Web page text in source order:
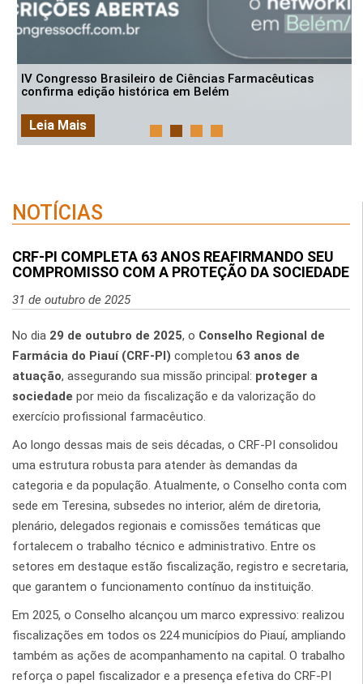
IV Congresso Brasileiro de Ciências Farmacêuticas
confirma edição histórica em Belém
Leia Mais
NOTÍCIAS
CRF-PI COMPLETA 63 ANOS REAFIRMANDO SEU
COMPROMISSO COM A PROTEÇÃO DA SOCIEDADE
31 de outubro de 2025
No dia 29 de outubro de 2025, o Conselho Regional de
Farmácia do Piauí (CRF-PI) completou 63 anos de
atuação, assegurando sua missão principal: proteger a
sociedade por meio da fiscalização e da valorização do
exercício profissional farmacêutico.
Ao longo dessas mais de seis décadas, o CRF-PI consolidou
uma estrutura robusta para atender às demandas da
categoria e da população. Atualmente, o Conselho conta com
sede em Teresina, subsedes no interior, além de diretoria,
plenário, delegados regionais e comissões temáticas que
fortalecem o trabalho técnico e administrativo. Entre os
setores em destaque estão fiscalização, registro e secretaria,
que garantem o funcionamento contínuo da instituição.
Em 2025, o Conselho alcançou um marco expressivo: realizou
fiscalizações em todos os 224 municípios do Piauí, ampliando
também as ações de acompanhamento na capital. O trabalho
reforça o papel fiscalizador e a presença efetiva do CRF-PI